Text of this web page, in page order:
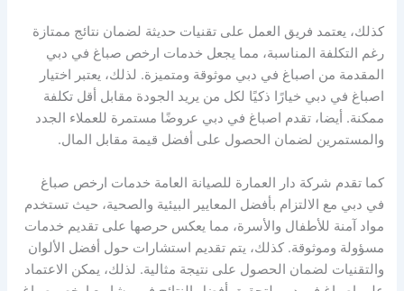
كذلك، يعتمد فريق العمل على تقنيات حديثة لضمان نتائج ممتازة
رغم التكلفة المناسبة، مما يجعل خدمات ارخص صباغ في دبي
المقدمة من اصباغ في دبي موثوقة ومتميزة. لذلك، يعتبر اختيار
اصباغ في دبي خيارًا ذكيًا لكل من يريد الجودة مقابل أقل تكلفة
ممكنة. أيضا، تقدم اصباغ في دبي عروضًا مستمرة للعملاء الجدد
والمستمرين لضمان الحصول على أفضل قيمة مقابل المال.
كما تقدم شركة دار العمارة للصيانة العامة خدمات ارخص صباغ
في دبي مع الالتزام بأفضل المعايير البيئية والصحية، حيث تستخدم
مواد آمنة للأطفال والأسرة، مما يعكس حرصها على تقديم خدمات
مسؤولة وموثوقة. كذلك، يتم تقديم استشارات حول أفضل الألوان
والتقنيات لضمان الحصول على نتيجة مثالية. لذلك، يمكن الاعتماد